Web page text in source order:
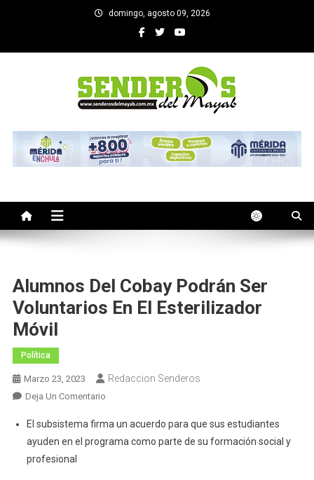
domingo, agosto 09, 2026
SENDEROS DEL MAYAB
Alumnos Del Cobay Podrán Ser
Voluntarios En El Esterilizador
Móvil
Política
Marzo 23, 2023 Redaccion Senderos
Deja Un ComentarioEn
Del
Cobay
El subsistema firma un acuerdo para que sus estudiantes
ayuden en el programa como parte de su formación social y
profesional